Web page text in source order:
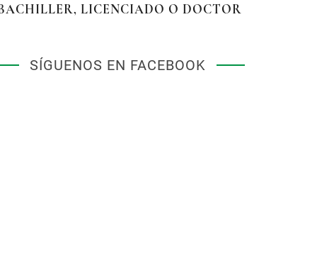
LICENCIADO O DOCTOR
SÍGUENOS EN FACEBOOK